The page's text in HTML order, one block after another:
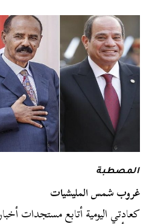
المصطبة
غروب شمس المليشيات
كعادتي اليومية أتابع مستجدات